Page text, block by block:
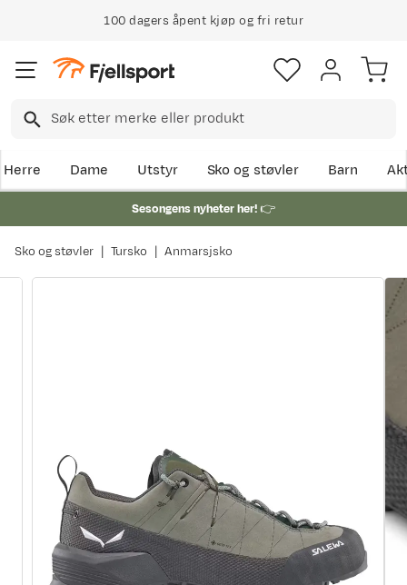
100 dagers åpent kjøp og fri retur
Herre Dame Utstyr Sko og støvler Barn
Sesongens nyheter her!👉
Sko og støvler Tursko Anmarsjsko